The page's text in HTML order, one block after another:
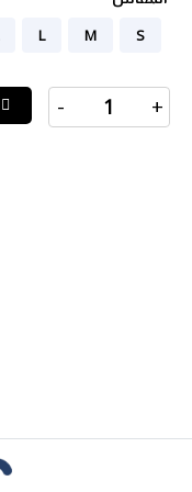
S
M
L
Rain
quantity+
-